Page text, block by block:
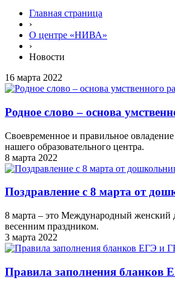
Главная страница
›
О центре «НИВА»
›
Новости
16 марта 2022
Родное слово – основа
Своевременное и правильное
нашего образовательного центра.
8 марта 2022
Поздравление с 8 марта от
8 марта – это Международный женский
весенним праздником.
3 марта 2022
Правила заполнения бланков